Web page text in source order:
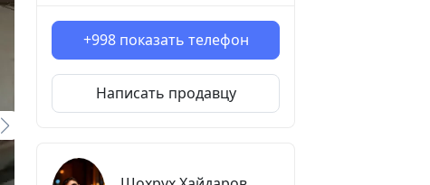
+998 показать телефон
Написать продавцу